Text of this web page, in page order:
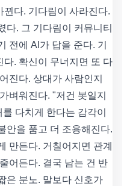
다. 기다림이 사라진다.
다. 그 기다림이 커뮤니티
전에 AI가 답을 준다. 기
. 확신이 무너지면 또 다
진다. 상대가 사람인지
벼워진다. "저건 봇일지
다치게 한다는 감각이
안을 품고 더 조용해진다.
만든다. 거칠어지면 관계
어든다. 결국 남는 건 반
은 분노. 말보다 신호가